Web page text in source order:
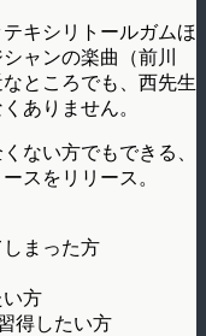
キシリトールガムほ
ャンの楽曲（前川
ところでも、西先生
ありません。
ない方でもできる、
スをリリース。
まった方
方
得したい方